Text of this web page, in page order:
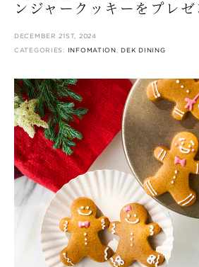
ンジャークッキーをプレゼ
DECEMBER 21ST, 2024
CATEGORIES: INFOMATION ,DEK DINING